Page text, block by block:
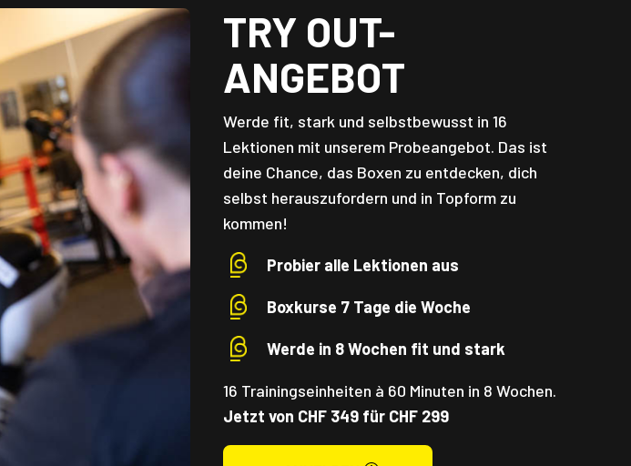
TRY OUT-
ANGEBOT
Werde fit, stark und selbstbewusst in 16
Lektionen mit unserem Probeangebot. Das ist
deine Chance, das Boxen zu entdecken, dich
selbst herauszufordern und in Topform zu
kommen!
Probier alle Lektionen aus
Boxkurse 7 Tage die Woche
Werde in 8 Wochen fit und stark
16 Trainingseinheiten à 60 Minuten in 8 Wochen.
Jetzt von CHF 349 für CHF 299